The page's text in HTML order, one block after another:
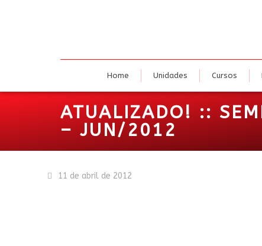
Home Unidades Cursos
ATUALIZADO! ::
– JUN/2012
11 de abril de 2012